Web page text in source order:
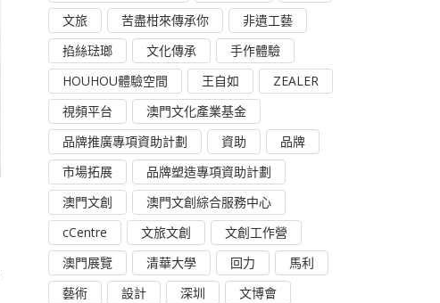
文旅
苦盡柑來傳承你
非遺工藝
掐絲琺瑯
文化傳承
手作體驗
HOUHOU體驗空間
王自如
ZEALER
視頻平台
澳門文化產業基金
品牌推廣專項資助計劃
資助
品牌
市場拓展
品牌塑造專項資助計劃
澳門文創
澳門文創綜合服務中心
cCentre
文旅文創
文創工作營
澳門展覽
清華大學 回力
馬利
藝術
設計 深圳
文博會